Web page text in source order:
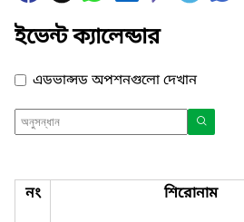
ইভেন্ট ক্যালেন্ডার
এডভান্সড অপশনগুলো দেখান
নং শিরোনাম